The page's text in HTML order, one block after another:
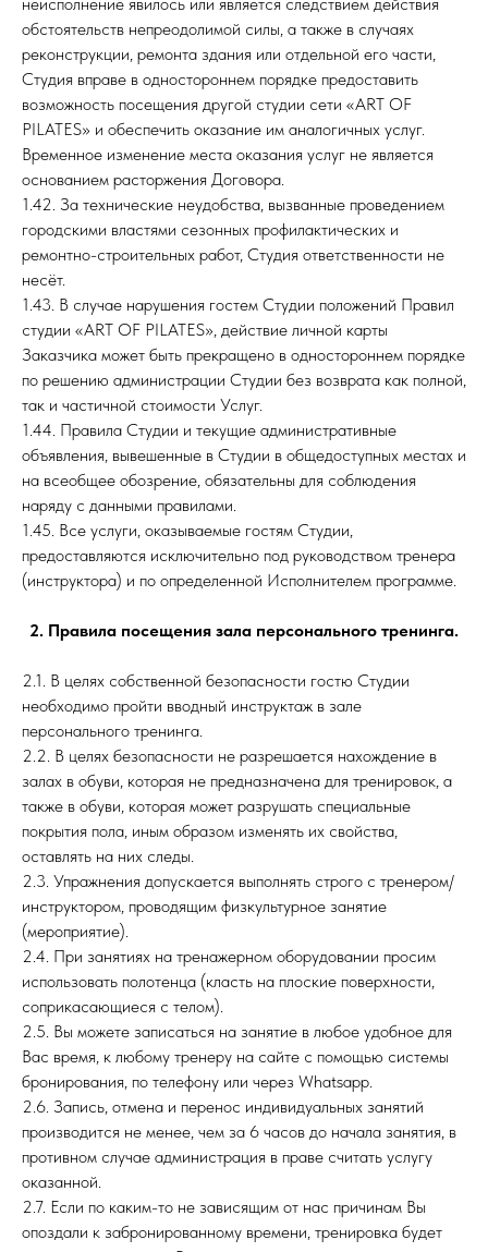
обстоятельств непреодолимой силы, а также в случаях
реконструкции, ремонта здания или отдельной его части,
Студия вправе в одностороннем порядке предоставить
возможность посещения другой студии сети «ART OF
PILATES» и обеспечить оказание им аналогичных услуг.
Временное изменение места оказания услуг не является
основанием расторжения Договора.
1.42. За технические неудобства, вызванные проведением
городскими властями сезонных профилактических и
ремонтно-строительных работ, Студия ответственности не
несёт.
1.43. В случае нарушения гостем Студии положений Правил
студии «ART OF PILATES», действие личной карты
Заказчика может быть прекращено в одностороннем порядке
по решению администрации Студии без возврата как полной,
так и частичной стоимости Услуг.
1.44. Правила Студии и текущие административные
объявления, вывешенные в Студии в общедоступных местах и
на всеобщее обозрение, обязательны для соблюдения
наряду с данными правилами.
1.45. Все услуги, оказываемые гостям Студии,
предоставляются исключительно под руководством тренера
(инструктора) и по определенной Исполнителем программе.
2. Правила посещения зала персонального тренинга.
2.1. В целях собственной безопасности гостю Студии
необходимо пройти вводный инструктаж в зале
персонального тренинга.
2.2. В целях безопасности не разрешается нахождение в
залах в обуви, которая не предназначена для тренировок, а
также в обуви, которая может разрушать специальные
покрытия пола, иным образом изменять их свойства,
оставлять на них следы.
2.3. Упражнения допускается выполнять строго с тренером/
инструктором, проводящим физкультурное занятие
(мероприятие).
2.4. При занятиях на тренажерном оборудовании просим
использовать полотенца (класть на плоские поверхности,
соприкасающиеся с телом).
2.5. Вы можете записаться на занятие в любое удобное для
Вас время, к любому тренеру на сайте с помощью системы
бронирования, по телефону или через Whatsapp.
2.6. Запись, отмена и перенос индивидуальных занятий
производится не менее, чем за 6 часов до начала занятия, в
противном случае администрация в праве считать услугу
оказанной.
2.7. Если по каким-то не зависящим от нас причинам Вы
опоздали к забронированному времени, тренировка будет